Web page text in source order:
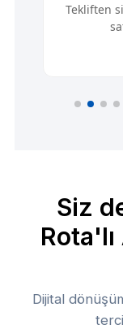
Tekliften
Siz
Dijital